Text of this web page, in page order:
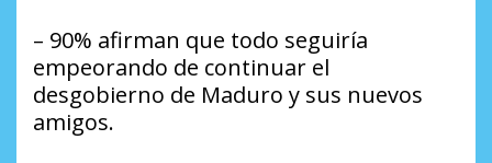
– 90% afirman que todo seguiría
empeorando de continuar el
desgobierno de Maduro y sus nuevos
amigos.